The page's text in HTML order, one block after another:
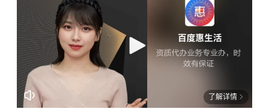
了解详情